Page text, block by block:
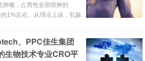
肿瘤，占男性全部癌肿的
1%左右。从理论上说，乳腺
率远远大于男性。
、PPC佳生集团
生物技术专业CRO平